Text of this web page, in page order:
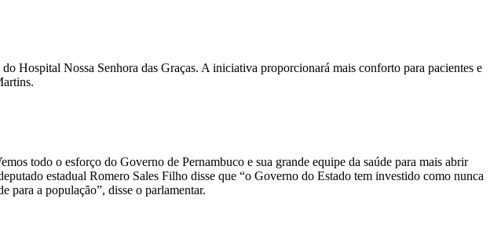
Hospital Nossa Senhora das Graças. A iniciativa proporcionará mais conforto para pacientes e
todo o esforço do Governo de Pernambuco e sua grande equipe da saúde para mais abrir
estadual Romero Sales Filho disse que “o Governo do Estado tem investido como nunca
para a população”, disse o parlamentar.